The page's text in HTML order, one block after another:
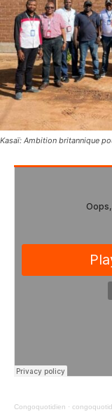
Kasaï: Ambition britannique
Congoquotidien · congoquotidien-